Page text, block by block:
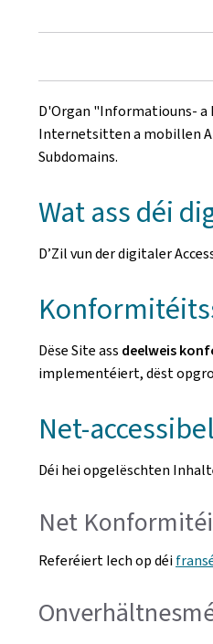
D'Organ "Informatiouns- a
Internetsitten a mobillen
Subdomains.
Wat ass déi
D’Zil vun der digitaler
Dëse Site ass deelweis
implementéiert, dëst
Net-
Déi hei opgelëschten
Net
Referéiert Iech op déi